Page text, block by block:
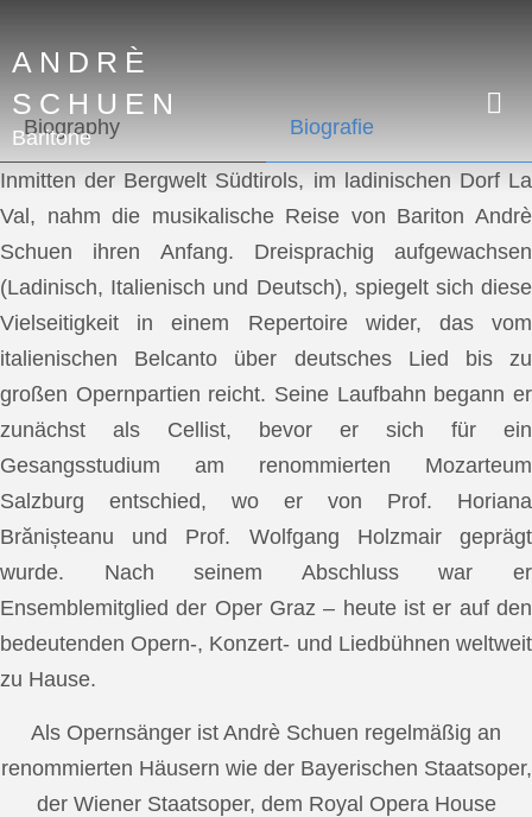
ANDRÈ
SCHUEN
Baritone
Biography Biografie
Inmitten der Bergwelt Südtirols, im ladinischen Dorf La
Val, nahm die musikalische Reise von Bariton Andrè
Schuen ihren Anfang. Dreisprachig aufgewachsen
(Ladinisch, Italienisch und Deutsch), spiegelt sich diese
Vielseitigkeit in einem Repertoire wider, das vom
italienischen Belcanto über deutsches Lied bis zu
großen Opernpartien reicht. Seine Laufbahn begann er
zunächst als Cellist, bevor er sich für ein
Gesangsstudium am renommierten Mozarteum
Salzburg entschied, wo er von Prof. Horiana
Brănișteanu und Prof. Wolfgang Holzmair geprägt
wurde. Nach seinem Abschluss war er
Ensemblemitglied der Oper Graz – heute ist er auf den
bedeutenden Opern-, Konzert- und Liedbühnen weltweit
zu Hause.
Als Opernsänger ist Andrè Schuen regelmäßig an
renommierten Häusern wie der Bayerischen Staatsoper,
der Wiener Staatsoper, dem Royal Opera House